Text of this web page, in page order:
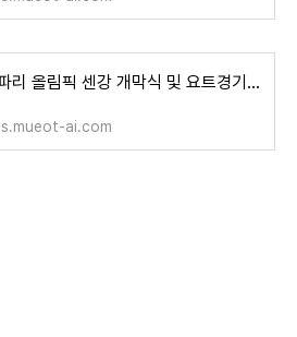
2024 파리 올림픽 센강 개막식 및 요트경기, 삼성 갤럭시 S24 울트라로 생중계!
ai.com